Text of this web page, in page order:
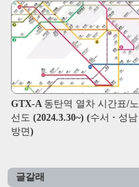
GTX-A 동탄역 열차 시간표/노
선도 (2024.3.30~) (수서 · 성남
방면)
글갈래